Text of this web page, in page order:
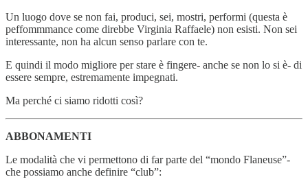
Un luogo dove se non fai, produci, sei, mostri, performi (questa è
peffommmance come direbbe Virginia Raffaele) non esisti. Non sei
interessante, non ha alcun senso parlare con te.
E quindi il modo migliore per stare è fingere- anche se non lo si è- di
essere sempre, estremamente impegnati.
Ma perché ci siamo ridotti così?
ABBONAMENTI
Le modalità che vi permettono di far parte del “mondo Flaneuse”-
che possiamo anche definire “club”: